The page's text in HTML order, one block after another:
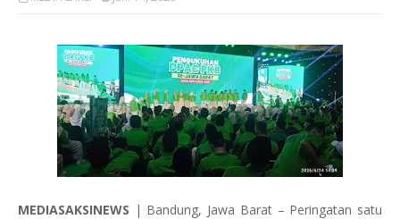
MEDIASAKSINEWS | Bandung, Jawa Barat – Peringatan satu